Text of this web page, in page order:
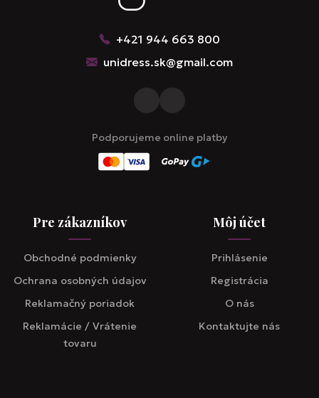
+421 944 663 800
unidress.sk@gmail.com
Podporujeme online platby
Pre zákazníkov
Obchodné podmienky
Ochrana osobných údajov
Reklamačný poriadok
Reklamácie / Vrátenie
tovaru
Môj účet
Prihlásenie
Registrácia
O nás
Kontaktujte nás